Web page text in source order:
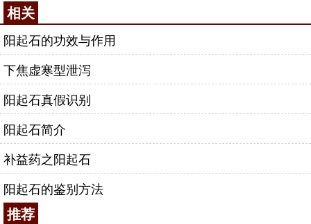
相关
阳起石的功效与作用
下焦虚寒型泄泻
阳起石真假识别
阳起石简介
补益药之阳起石
阳起石的鉴别方法
推荐